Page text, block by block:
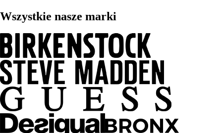
Wszystkie nasze marki